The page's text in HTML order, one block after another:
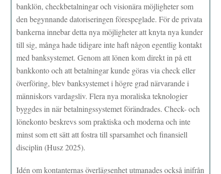
banklön, checkbetalningar och visionära möjligheter som
den begynnande datoriseringen förespeglade. För de privata
bankerna innebar detta nya möjligheter att knyta nya kunder
till sig, många hade tidigare inte haft någon egentlig kontakt
med banksystemet. Genom att lönen kom direkt in på ett
bankkonto och att betalningar kunde göras via check eller
överföring, blev banksystemet i högre grad närvarande i
människors vardagsliv. Flera nya moraliska teknologier
byggdes in när betalningssystemet förändrades. Check- och
lönekonto beskrevs som praktiska och moderna och inte
minst som ett sätt att fostra till sparsamhet och finansiell
disciplin (Husz 2025).
Idén om kontanternas överlägsenhet utmanades också inifrån